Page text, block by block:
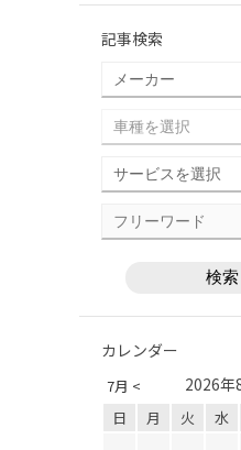
記事検索
カレンダー
7月 < 2026年
日 月 火 水